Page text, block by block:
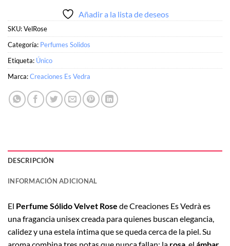
Añadir a la lista de deseos
SKU:VelRose
Categoría: Perfumes Solidos
Etiqueta: Único
Marca:Creaciones Es Vedra
DESCRIPCIÓN
INFORMACIÓN ADICIONAL
El Perfume Sólido Velvet Rose de Creaciones Es Vedrà es
una fragancia unisex creada para quienes buscan elegancia,
calidez y una estela íntima que se queda cerca de la piel. Su